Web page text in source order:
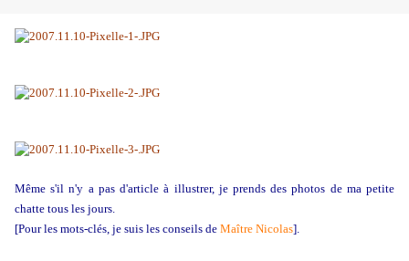
Même s'il n'y a pas d'article à illustrer, je prends des photos de ma petite
chatte tous les jours.
[Pour les mots-clés, je suis les conseils de Maître Nicolas].